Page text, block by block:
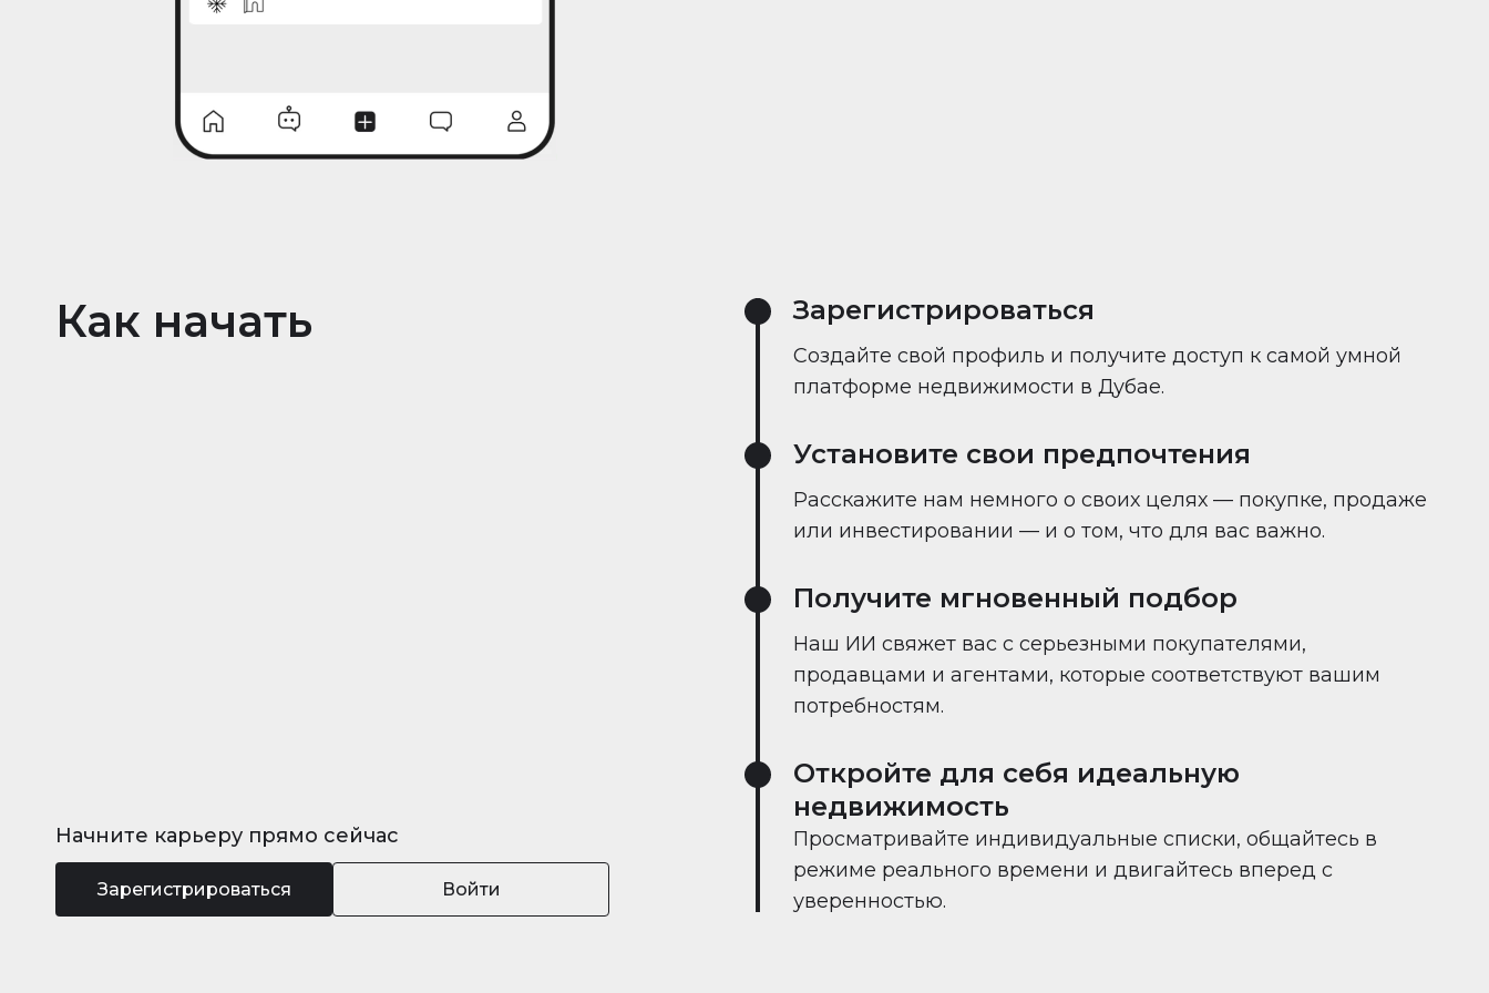
Как начать
Начните карьеру прямо сейчас
Зарегистрироваться Войти
Зарегистрироваться
Создайте свой профиль и получите доступ к самой умной
платформе недвижимости в Дубае.
Установите свои предпочтения
Расскажите нам немного о своих целях — покупке, продаже
или инвестировании — и о том, что для вас важно.
Получите мгновенный подбор
Наш ИИ свяжет вас с серьезными покупателями,
продавцами и агентами, которые соответствуют вашим
потребностям.
Откройте для себя идеальную
недвижимость
Просматривайте индивидуальные списки, общайтесь в
режиме реального времени и двигайтесь вперед с
уверенностью.